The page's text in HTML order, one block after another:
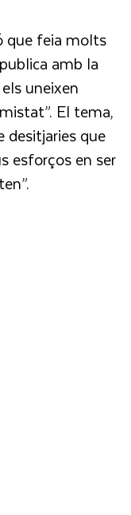
que feia molts
amb la
uneixen
El tema,
desitjaries que
esforços en ser